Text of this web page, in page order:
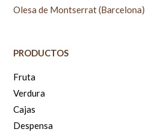
Olesa de Montserrat (Barcelona)
PRODUCTOS
Fruta
Verdura
Cajas
Despensa